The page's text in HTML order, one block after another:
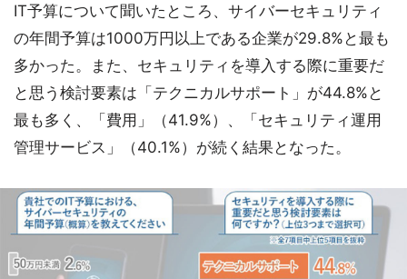
IT予算について聞いたところ、サイバーセキュリティ
の年間予算は1000万円以上である企業が29.8%と最も
多かった。また、セキュリティを導入する際に重要だ
と思う検討要素は「テクニカルサポート」が44.8%と
最も多く、「費用」（41.9%）、「セキュリティ運用
管理サービス」（40.1%）が続く結果となった。